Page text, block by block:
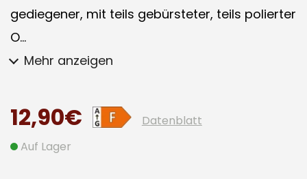
gediegener, mit teils gebürsteter, teils polierter
O...
Mehr anzeigen
12,90€
Datenblatt
Auf Lager